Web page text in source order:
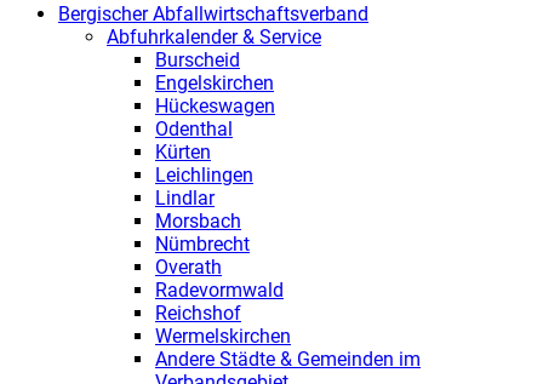
Bergischer Abfallwirtschaftsverband
Abfuhrkalender & Service
Burscheid
Engelskirchen
Hückeswagen
Odenthal
Kürten
Leichlingen
Lindlar
Morsbach
Nümbrecht
Overath
Radevormwald
Reichshof
Wermelskirchen
Andere Städte & Gemeinden im